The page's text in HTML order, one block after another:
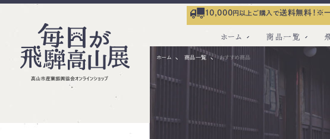
10,000円以上ご購入で送料無料！ ※
ホーム 商品一覧
ホーム 商品一覧 おすすめ商品